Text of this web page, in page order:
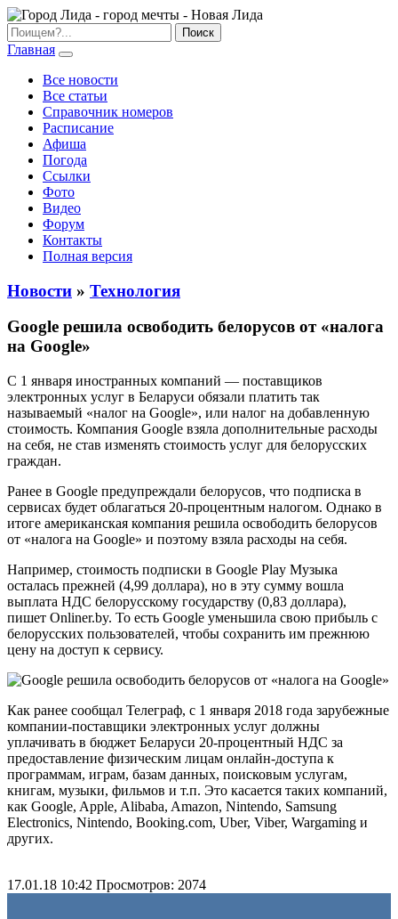
Главная
Все новости
Все статьи
Справочник номеров
Расписание
Афиша
Погода
Ссылки
Фото
Видео
Форум
Контакты
Полная версия
Новости » Технология
Google решила освободить белорусов от «налога
на Google»
С 1 января иностранных компаний — поставщиков
электронных услуг в Беларуси обязали платить так
называемый «налог на Google», или налог на добавленную
стоимость. Компания Google взяла дополнительные расходы
на себя, не став изменять стоимость услуг для белорусских
граждан.
Ранее в Google предупреждали белорусов, что подписка в
сервисах будет облагаться 20-процентным налогом. Однако в
итоге американская компания решила освободить белорусов
от «налога на Google» и поэтому взяла расходы на себя.
Например, стоимость подписки в Google Play Музыка
осталась прежней (4,99 доллара), но в эту сумму вошла
выплата НДС белорусскому государству (0,83 доллара),
пишет Onliner.by. То есть Google уменьшила свою прибыль с
белорусских пользователей, чтобы сохранить им прежнюю
цену на доступ к сервису.
Как ранее сообщал Телеграф, с 1 января 2018 года зарубежные
компании-поставщики электронных услуг должны
уплачивать в бюджет Беларуси 20-процентный НДС за
предоставление физическим лицам онлайн-доступа к
программам, играм, базам данных, поисковым услугам,
книгам, музыки, фильмов и т.п. Это касается таких компаний,
как Google, Apple, Alibaba, Amazon, Nintendo, Samsung
Electronics, Nintendo, Booking.com, Uber, Viber, Wargaming и
других.
17.01.18 10:42 Просмотров: 2074